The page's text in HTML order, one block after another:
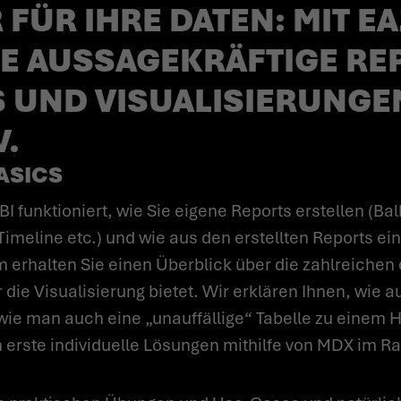
IHRE DATEN: MIT
AUSSAGEKRÄFTIGE
UND
etc.) und wie aus den erstellten Reports
erhalten Sie einen Überblick über die
Visualisierung bietet. Wir erklären Ihnen, wie
man auch eine „unauffällige“ Tabelle zu einem
individuelle Lösungen mithilfe von MDX im